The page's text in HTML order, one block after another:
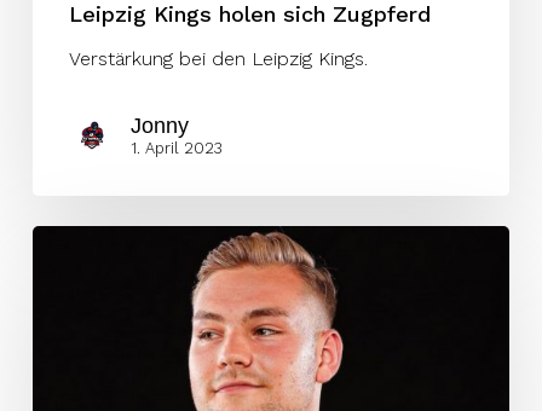
Leipzig Kings holen sich Zugpferd
Verstärkung bei den Leipzig Kings.
Jonny
1. April 2023